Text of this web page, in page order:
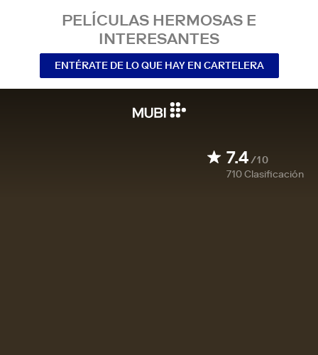
PELÍCULAS HERMOSAS E
INTERESANTES
ENTÉRATE DE LO QUE HAY EN CARTELERA
7.4/10
710Clasificación